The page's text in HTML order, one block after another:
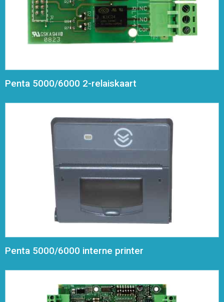
Penta 5000/6000 2-relaiskaart
Penta 5000/6000 interne printer